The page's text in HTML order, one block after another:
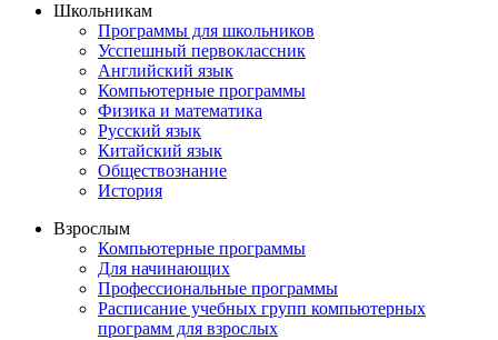
Школьникам
Программы для школьников
Усспешный первоклассник
Английский язык
Компьютерные программы
Физика и математика
Русский язык
Китайский язык
Обществознание
История
Взрослым
Компьютерные программы
Для начинающих
Профессиональные программы
Расписание учебных групп компьютерных
программ для взрослых